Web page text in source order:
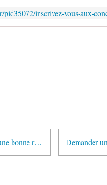
"Najat Vallaud-Belkacem souhaite une bonne rentrée aux personnels de l'Éducation nationale" (vidéo mise en ligne par le ministère)